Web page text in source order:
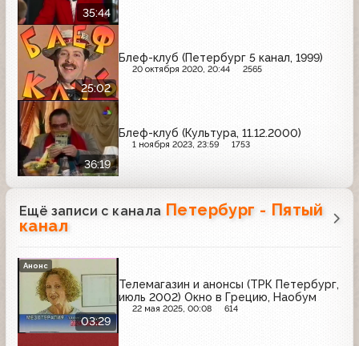
35:44
25:02
Блеф-клуб (Петербург 5 канал, 1999)
20 октября 2020, 20:44 2565
36:19
Блеф-клуб (Культура, 11.12.2000)
1 ноября 2023, 23:59 1753
Ещё записи с канала Петербург - Пятый
канал
03:29
Телемагазин и анонсы (ТРК Петербург,
июль 2002) Окно в Грецию, Наобум
22 мая 2025, 00:08 614
Анонс